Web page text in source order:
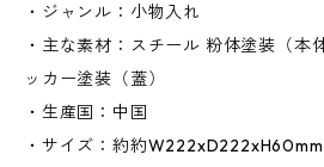
・ジャンル：小物入れ
・主な素材：スチール 粉体塗装（本
ッカー塗装（蓋）
・生産国：中国
・サイズ：約約